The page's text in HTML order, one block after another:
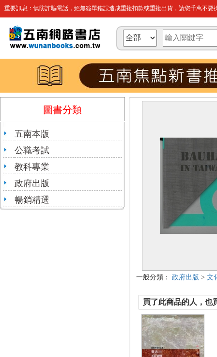
重要訊息：慎防詐騙電話，絕無簽單錯誤造成重複扣款或重複出貨，請您千萬不要
圖書分類
五南本版
公職考試
教科專業
政府出版
暢銷精選
一般分類： 政府出版 > 文
買了此商品的人，也